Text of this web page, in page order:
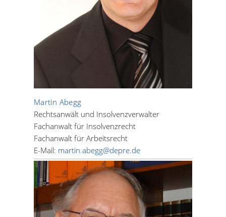
Martin Abegg
Rechtsanwält und Insolvenzverwalter
Fachanwalt für Insolvenzrecht
Fachanwalt für Arbeitsrecht
E-Mail: martin.abegg@depre.de